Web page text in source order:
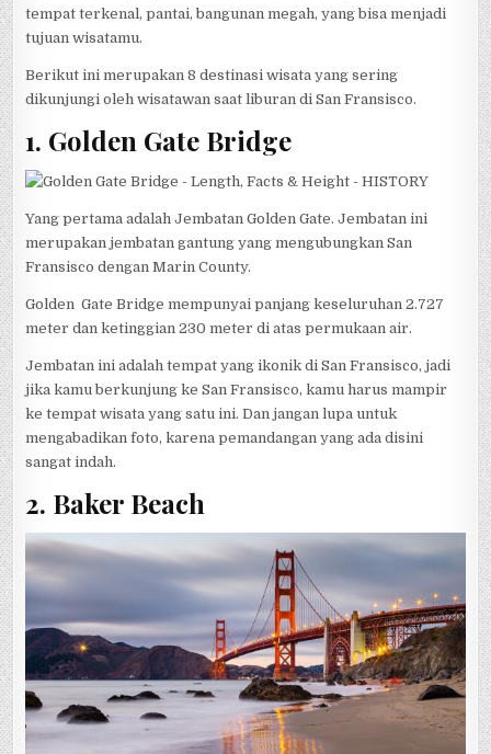
tempat terkenal, pantai, bangunan megah, yang bisa menjadi
tujuan wisatamu.
Berikut ini merupakan 8 destinasi wisata yang sering
dikunjungi oleh wisatawan saat liburan di San Fransisco.
1. Golden Gate Bridge
Yang pertama adalah Jembatan Golden Gate. Jembatan ini
merupakan jembatan gantung yang mengubungkan San
Fransisco dengan Marin County.
Golden Gate Bridge mempunyai panjang keseluruhan 2.727
meter dan ketinggian 230 meter di atas permukaan air.
Jembatan ini adalah tempat yang ikonik di San Fransisco, jadi
jika kamu berkunjung ke San Fransisco, kamu harus mampir
ke tempat wisata yang satu ini. Dan jangan lupa untuk
mengabadikan foto, karena pemandangan yang ada disini
sangat indah.
2. Baker Beach